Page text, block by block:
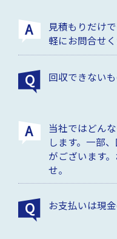
見積もりだけ
軽にお問合せく
回収できない
当社ではどん
します。一部
がございます
せ。
お支払いは現